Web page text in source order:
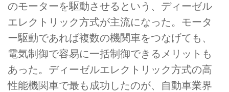
のモーターを駆動させるという、ディーゼル
エレクトリック方式が主流になった。モータ
ー駆動であれば複数の機関車をつなげても、
電気制御で容易に一括制御できるメリットも
あった。ディーゼルエレクトリック方式の高
性能機関車で最も成功したのが、自動車業界